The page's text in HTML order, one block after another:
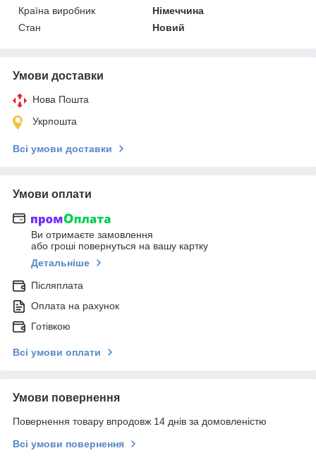
Країна виробник
Німеччина
Стан
Новий
Умови доставки
Нова Пошта
Укрпошта
Всі умови доставки
Умови оплати
Ви отримаєте замовлення
або гроші повернуться на вашу картку
Детальніше
Післяплата
Оплата на рахунок
Готівкою
Всі умови оплати
Умови повернення
Повернення товару впродовж 14 днів за домовленістю
Всі умови повернення